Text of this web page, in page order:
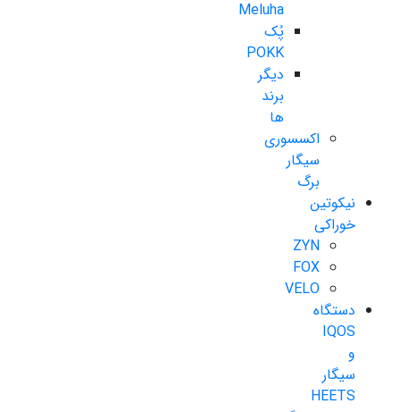
Meluha
پُک
POKK
دیگر
برند
ها
اکسسوری
سیگار
برگ
نیکوتین
خوراکی
ZYN
FOX
VELO
دستگاه
IQOS
و
سیگار
HEETS